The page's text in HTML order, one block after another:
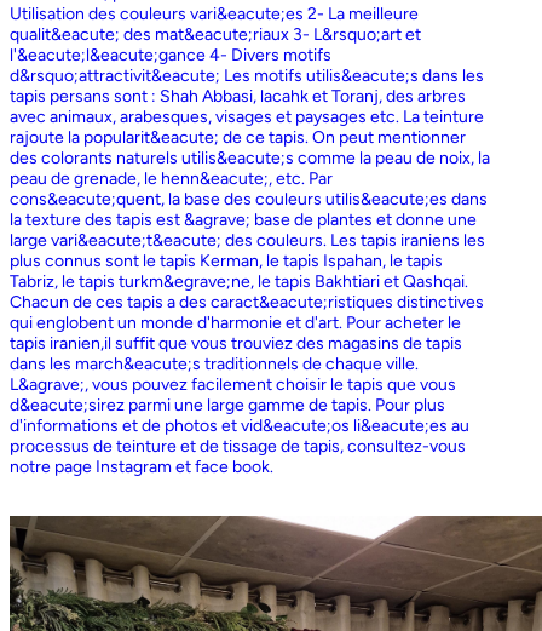
Utilisation des couleurs vari&eacute;es 2- La meilleure
qualit&eacute; des mat&eacute;riaux 3- L&rsquo;art et
l'&eacute;l&eacute;gance 4- Divers motifs
d&rsquo;attractivit&eacute; Les motifs utilis&eacute;s dans les
tapis persans sont : Shah Abbasi, lacahk et Toranj, des arbres
avec animaux, arabesques, visages et paysages etc. La teinture
rajoute la popularit&eacute; de ce tapis. On peut mentionner
des colorants naturels utilis&eacute;s comme la peau de noix, la
peau de grenade, le henn&eacute;, etc. Par
cons&eacute;quent, la base des couleurs utilis&eacute;es dans
la texture des tapis est &agrave; base de plantes et donne une
large vari&eacute;t&eacute; des couleurs. Les tapis iraniens les
plus connus sont le tapis Kerman, le tapis Ispahan, le tapis
Tabriz, le tapis turkm&egrave;ne, le tapis Bakhtiari et Qashqai.
Chacun de ces tapis a des caract&eacute;ristiques distinctives
qui englobent un monde d'harmonie et d'art. Pour acheter le
tapis iranien,il suffit que vous trouviez des magasins de tapis
dans les march&eacute;s traditionnels de chaque ville.
L&agrave;, vous pouvez facilement choisir le tapis que vous
d&eacute;sirez parmi une large gamme de tapis. Pour plus
d'informations et de photos et vid&eacute;os li&eacute;es au
processus de teinture et de tissage de tapis, consultez-vous
notre page Instagram et face book.